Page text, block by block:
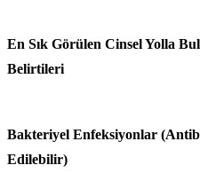
En Sık Görülen Cinsel Yolla
Belirtileri
Bakteriyel Enfeksiyonlar
Edilebilir)